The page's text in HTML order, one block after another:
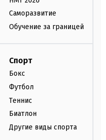
Саморазвитие
Обучение за границей
Спорт
Бокс
Футбол
Теннис
Биатлон
Другие виды спорта